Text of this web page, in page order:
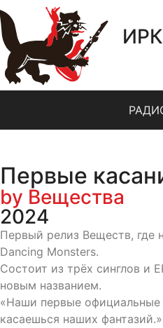
Первые
by Вещества
2024
Первый релиз Веществ, где
Dancing Monsters.
Состоит из трёх синглов и
новым названием.
«Наши первые
касаешься наших фантазий.»